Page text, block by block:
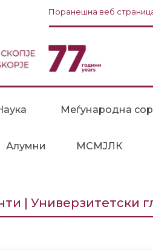
Поранешна веб
Меѓународна
Алумни МСМЈЛК
| Универзитетски